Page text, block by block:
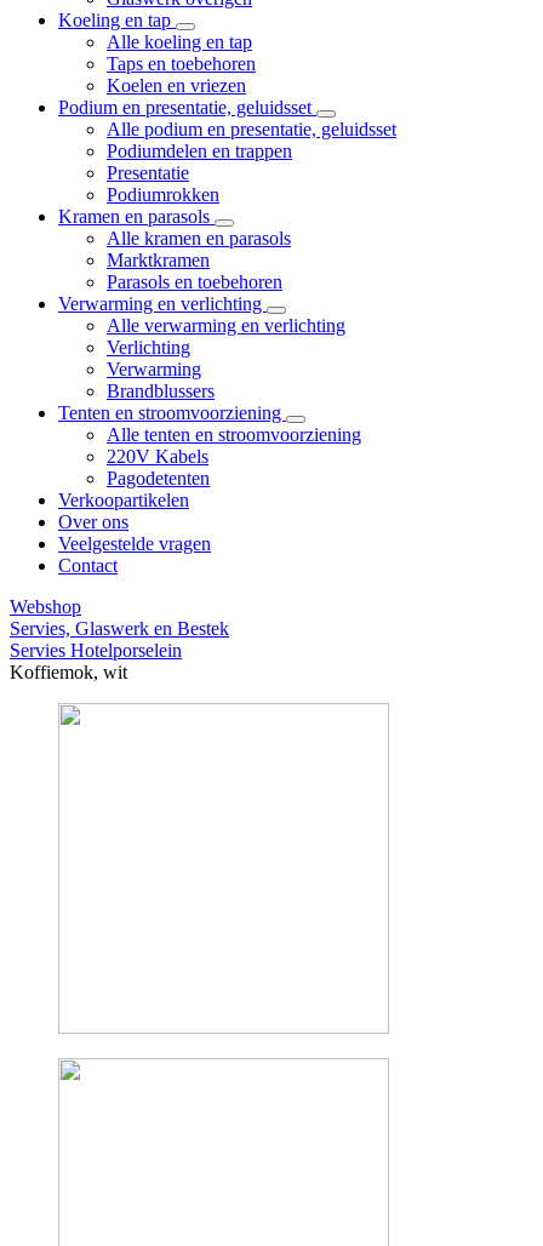
Koeling en tap
Alle koeling en tap
Taps en toebehoren
Koelen en vriezen
Podium en presentatie, geluidsset
Alle podium en presentatie, geluidsset
Podiumdelen en trappen
Presentatie
Podiumrokken
Kramen en parasols
Alle kramen en parasols
Marktkramen
Parasols en toebehoren
Verwarming en verlichting
Alle verwarming en verlichting
Verlichting
Verwarming
Brandblussers
Tenten en stroomvoorziening
Alle tenten en stroomvoorziening
220V Kabels
Pagodetenten
Verkoopartikelen
Over ons
Veelgestelde vragen
Contact
Webshop
Servies, Glaswerk en Bestek
Servies Hotelporselein
Koffiemok, wit